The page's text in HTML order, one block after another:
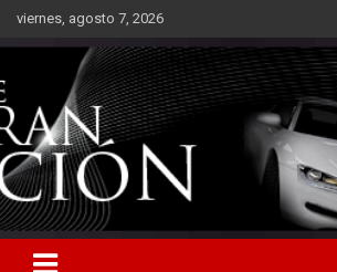
Saltarviernes, agosto 7, 2026